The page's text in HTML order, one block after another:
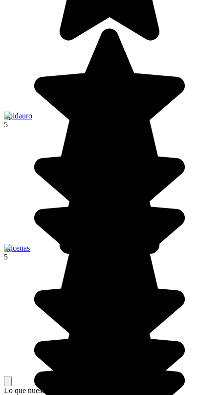
Epidauro
5
Micenas
5
Lo que nuestros viajeros piensan de su estancia